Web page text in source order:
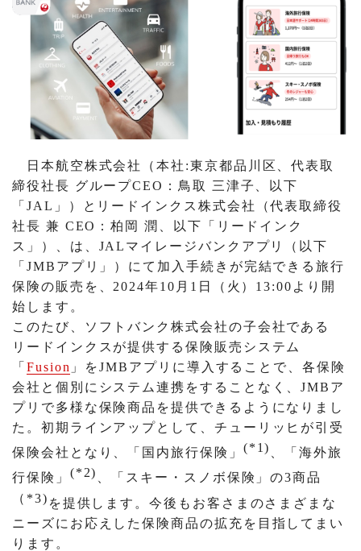
日本航空株式会社（本社:東京都品川区、代表取
締役社長 グループCEO：鳥取 三津子、以下
「JAL」）とリードインクス株式会社（代表取締役
社長 兼 CEO：柏岡 潤、以下「リードインク
ス」）、は、JALマイレージバンクアプリ（以下
「JMBアプリ」）にて加入手続きが完結できる旅行
保険の販売を、2024年10月1日（火）13:00より開
始します。
このたび、ソフトバンク株式会社の子会社である
リードインクスが提供する保険販売システム
「 Fusion 」をJMBアプリに導入することで、各保険
会社と個別にシステム連携をすることなく、JMBア
プリで多様な保険商品を提供できるようになりまし
た。初期ラインアップとして、チューリッヒが引受
保険会社となり、「国内旅行保険」 (*1)
、「海外旅
行保険」 (*2) 、「スキー・スノボ保険」の3商品
（*3) を提供します。今後もお客さまのさまざまな
ニーズにお応えした保険商品の拡充を目指してまい
ります。